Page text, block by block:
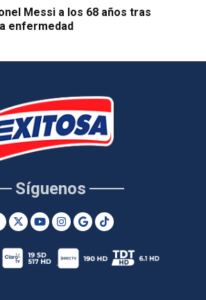
Messi a los 68 años tras
enfermedad
Síguenos